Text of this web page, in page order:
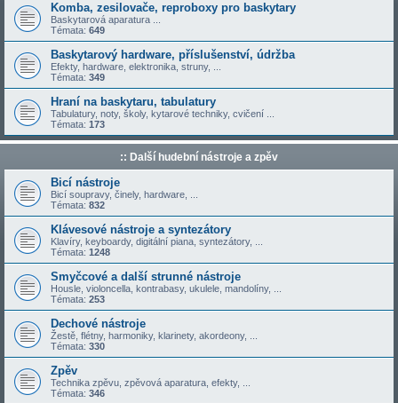
Komba, zesilovače, reproboxy pro baskytary
Baskytarová aparatura ...
Témata: 649
Baskytarový hardware, příslušenství, údržba
Efekty, hardware, elektronika, struny, ...
Témata: 349
Hraní na baskytaru, tabulatury
Tabulatury, noty, školy, kytarové techniky, cvičení ...
Témata: 173
:: Další hudební nástroje a zpěv
Bicí nástroje
Bicí soupravy, činely, hardware, ...
Témata: 832
Klávesové nástroje a syntezátory
Klavíry, keyboardy, digitální piana, syntezátory, ...
Témata: 1248
Smyčcové a další strunné nástroje
Housle, violoncella, kontrabasy, ukulele, mandolíny, ...
Témata: 253
Dechové nástroje
Žestě, flétny, harmoniky, klarinety, akordeony, ...
Témata: 330
Zpěv
Technika zpěvu, zpěvová aparatura, efekty, ...
Témata: 346